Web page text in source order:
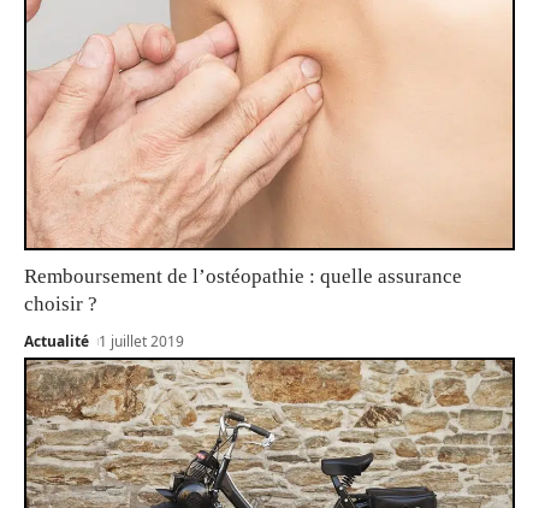
Remboursement de l’ostéopathie : quelle assurance
choisir ?
Actualité 1 juillet 2019